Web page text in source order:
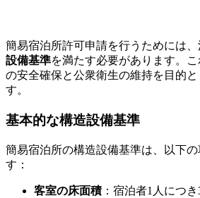
簡易宿泊所許可申請を行うためには
設備基準を満たす必要があります。
の安全確保と公衆衛生の維持を目的
す。
基本的な構造設備基準
簡易宿泊所の構造設備基準は、以下
す：
客室の床面積：宿泊者1人につ